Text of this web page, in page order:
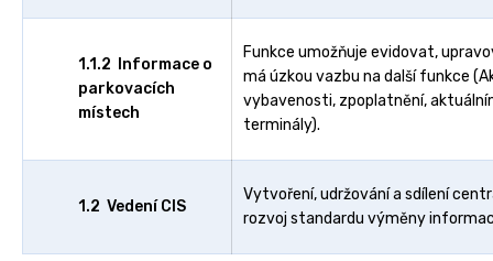
1.1.2 Informace o
parkovacích
místech
Funkce umožňuje evidovat,
má úzkou vazbu na další funkce
vybavenosti, zpoplatnění,
terminály).
1.2 Vedení CIS
Vytvoření, udržování a sdílení
rozvoj standardu výměny